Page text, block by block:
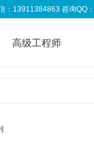
13911384863 咨询QQ
高级工程师